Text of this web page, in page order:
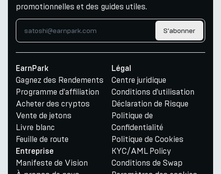
promotionnelles et des guides utiles.
S'abonner
EarnPark
Gagnez des Rendements
Programme d'affiliation
Acheter des cryptos
Vente de jetons
Livre blanc
Feuille de route
Entreprise
Manifeste de Vision
Légal
Centre juridique
Conditions d'utilisation
Déclaration de Risque
Politique de
Confidentialité
Politique de Cookies
KYC/AML Policy
Conditions de Swap